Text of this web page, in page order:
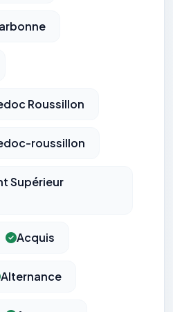
Roussillon
roussillon
Supérieur
Acquis
Alternance